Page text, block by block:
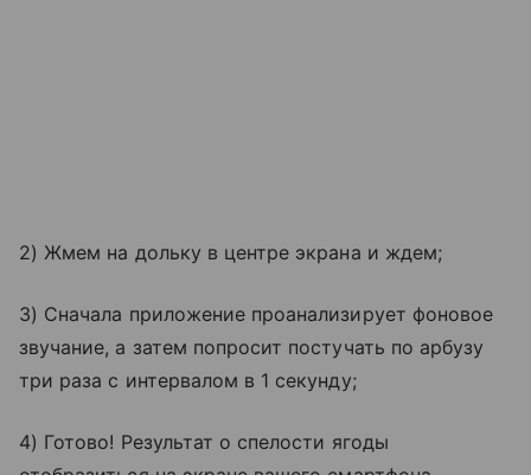
2) Жмем на дольку в центре экрана и ждем;
3) Сначала приложение проанализирует фоновое
звучание, а затем попросит постучать по арбузу
три раза с интервалом в 1 секунду;
4) Готово! Результат о спелости ягоды